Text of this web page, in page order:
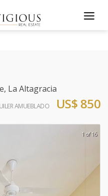
, La Altagracia
AMUEBLADO US$ 850
1 of 16